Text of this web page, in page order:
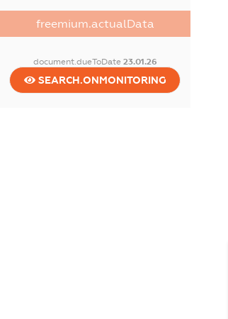
freemium.actualData
document.dueToDate 23.01.26
SEARCH.ONMONITORING